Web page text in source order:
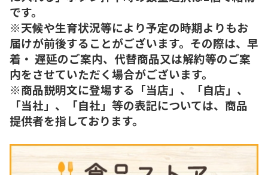
です。
※天候や生育状況等により予定の時期よりもお
届けが前後することがございます。その際は、早
着・ 遅延のご案内、代替商品又は解約等のご案
内をさせていただく場合がございます。
※商品説明文に登場する「当店」、「自店」、
「当社」、「自社」等の表記については、商品
提供者を指しております。